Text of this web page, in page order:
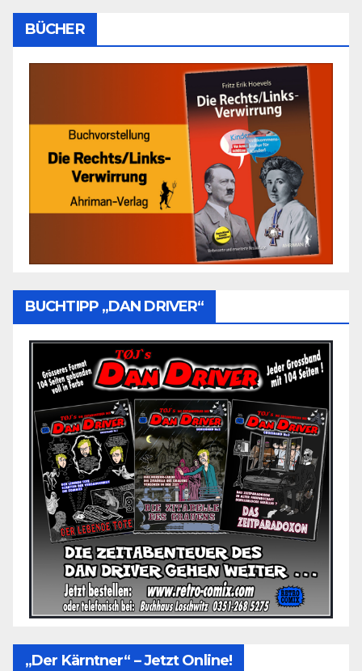
BÜCHER
BUCHTIPP „DAN DRIVER“
„Der Kärntner“ – Jetzt Online!